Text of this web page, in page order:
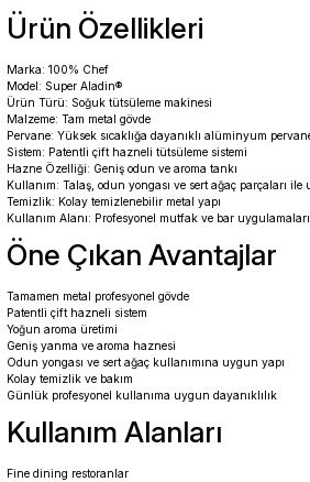
Ürün Özellikleri
Marka: 100% Chef
Model: Super Aladin®
Ürün Türü: Soğuk tütsüleme makinesi
Malzeme: Tam metal gövde
Pervane: Yüksek sıcaklığa dayanıklı alüminyum
Sistem: Patentli çift hazneli tütsüleme sistemi
Hazne Özelliği: Geniş odun ve aroma tankı
Kullanım: Talaş, odun yongası ve sert ağaç parçaları ile
Temizlik: Kolay temizlenebilir metal yapı
Kullanım Alanı: Profesyonel mutfak ve bar uygulamaları
Öne Çıkan Avantajlar
Tamamen metal profesyonel gövde
Patentli çift hazneli sistem
Yoğun aroma üretimi
Geniş yanma ve aroma haznesi
Odun yongası ve sert ağaç kullanımına uygun yapı
Kolay temizlik ve bakım
Günlük profesyonel kullanıma uygun dayanıklılık
Kullanım Alanları
Fine dining restoranlar